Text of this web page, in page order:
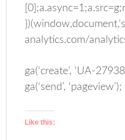
analytics.com/
ga(‘create’, ‘UA-
ga(‘send’, ‘pageview’);
Like this: